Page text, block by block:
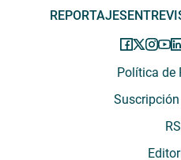
REPORTAJES
Política de